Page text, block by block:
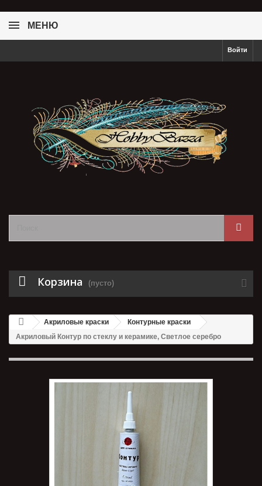
МЕНЮ
Войти
Корзина (пусто)
Акриловые краски
Контурные краски
Акриловый Контур по стеклу и керамике, Светлое серебро